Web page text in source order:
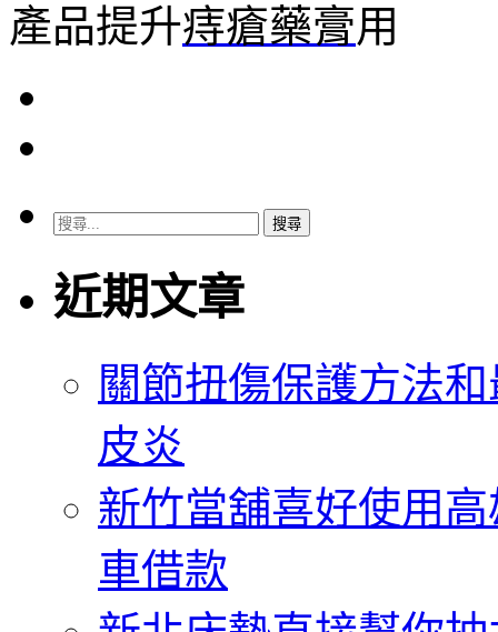
產品提升痔瘡藥膏用
搜
關
鍵
近期文章
關節扭傷保護方法
皮炎
新竹當舖喜好使用
車借款